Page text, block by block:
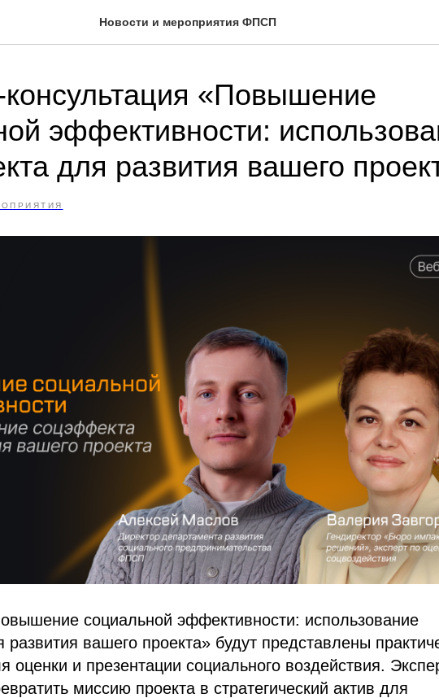
Новости и мероприятия ФПСП
«Повышение
эффективности:
для развития вашего
социальной эффективности: использование
вашего проекта» будут представлены
оценки и презентации социального воздействия.
миссию проекта в стратегический актив для